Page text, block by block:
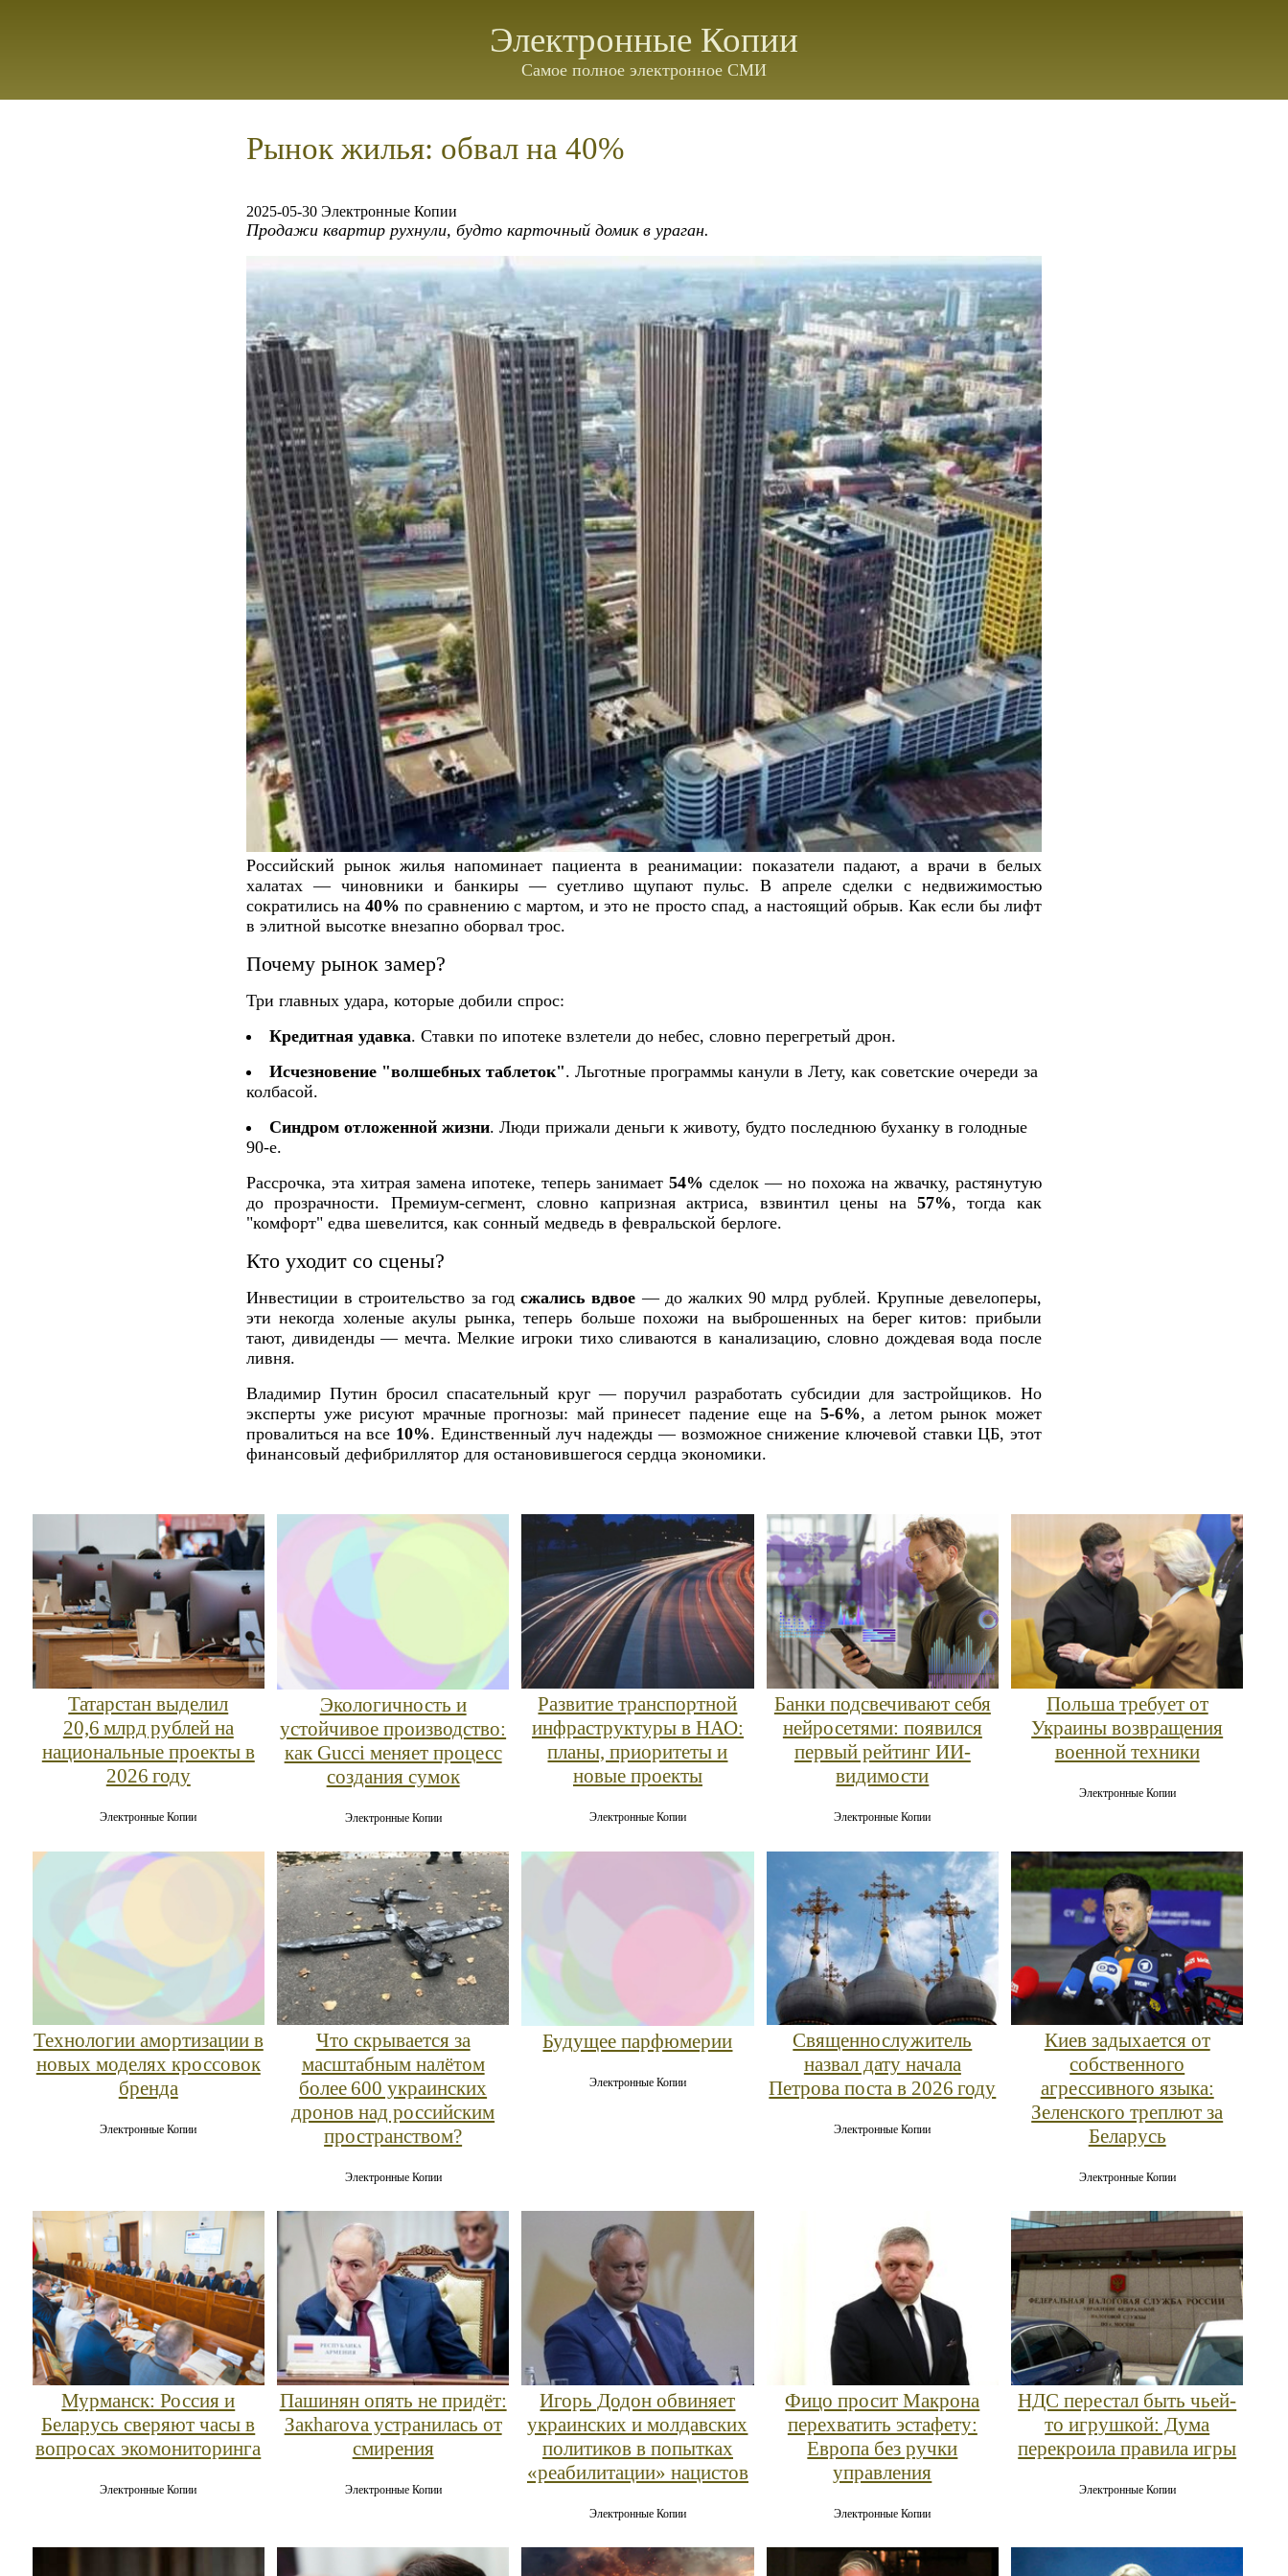
Электронные Копии
Самое полное электронное СМИ
Рынок жилья: обвал на 40%
2025-05-30 Электронные Копии
Продажи квартир рухнули, будто карточный домик в ураган.
Российский рынок жилья напоминает пациента в реанимации: показатели падают, а врачи в белых
халатах — чиновники и банкиры — суетливо щупают пульс. В апреле сделки с недвижимостью
сократились на40% по сравнению с мартом, и это не просто спад, а настоящий обрыв. Как если бы лифт
в элитной высотке внезапно оборвал трос.
Почему рынок замер?
Три главных удара, которые добили спрос:
Кредитная удавка. Ставки по ипотеке взлетели до небес, словно перегретый дрон.
Исчезновение "волшебных таблеток". Льготные программы канули в Лету, как советские очереди за
колбасой.
Синдром отложенной жизни. Люди прижали деньги к животу, будто последнюю буханку в голодные
90-е.
Рассрочка, эта хитрая замена ипотеке, теперь занимает 54% сделок — но похожа на жвачку, растянутую
до прозрачности. Премиум-сегмент, словно капризная актриса, взвинтил цены на57%, тогда как
"комфорт" едва шевелится, как сонный медведь в февральской берлоге.
Кто уходит со сцены?
Инвестиции в строительство за годсжались вдвое — до жалких 90 млрд рублей. Крупные девелоперы,
эти некогда холеные акулы рынка, теперь больше похожи на выброшенных на берег китов: прибыли
тают, дивиденды — мечта. Мелкие игроки тихо сливаются в канализацию, словно дождевая вода после
ливня.
Владимир Путин бросил спасательный круг — поручил разработать субсидии для застройщиков. Но
эксперты уже рисуют мрачные прогнозы: май принесет падение еще на 5-6%, а летом рынок может
провалиться на все 10%. Единственный луч надежды — возможное снижение ключевой ставки ЦБ, этот
финансовый дефибриллятор для остановившегося сердца экономики.
Татарстан выделил
20,6 млрд рублей на
национальные проекты в
2026 году
Электронные Копии
Экологичность и
устойчивое производство:
как Gucci меняет процесс
создания сумок
Электронные Копии
Развитие транспортной
инфраструктуры в НАО:
планы, приоритеты и
новые проекты
Электронные Копии
Банки подсвечивают себя
нейросетями: появился
первый рейтинг ИИ-
видимости
Электронные Копии
Польша требует от
Украины возвращения
военной техники
Электронные Копии
Технологии амортизации в
новых моделях кроссовок
бренда
Электронные Копии
Что скрывается за
масштабным налётом
более 600 украинских
дронов над российским
пространством?
Электронные Копии
Будущее парфюмерии
Электронные Копии
Священнослужитель
назвал дату начала
Петрова поста в 2026 году
Электронные Копии
Киев задыхается от
собственного
агрессивного языка:
Зеленского треплют за
Беларусь
Электронные Копии
Мурманск: Россия и
Беларусь сверяют часы в
вопросах экомониторинга
Электронные Копии
Пашинян опять не придёт:
Закharova устранилась от
смирения
Электронные Копии
Игорь Додон обвиняет
украинских и молдавских
политиков в попытках
«реабилитации» нацистов
Электронные Копии
Фицо просит Макрона
перехватить эстафету:
Европа без ручки
управления
Электронные Копии
НДС перестал быть чьей-
то игрушкой: Дума
перекроила правила игры
Электронные Копии